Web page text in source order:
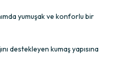
yumuşak ve konforlu bir
destekleyen kumaş yapısına